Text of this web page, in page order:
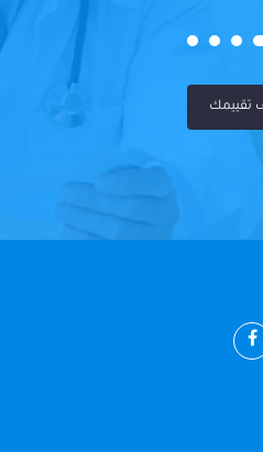
تقييمك